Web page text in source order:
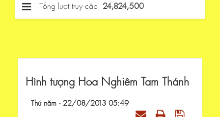
Tổng lượt truy cập 24,824,500
Hình tượng Hoa Nghiêm Tam Thánh
Thứ năm - 22/08/2013 05:49